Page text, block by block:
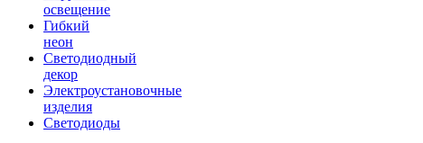
освещение
Гибкий
неон
Светодиодный
декор
Электроустановочные
изделия
Светодиоды